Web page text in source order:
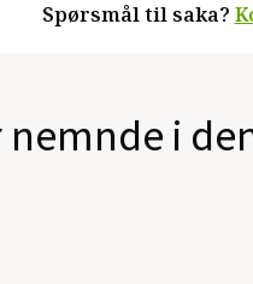
Spørsmål til saka?
i